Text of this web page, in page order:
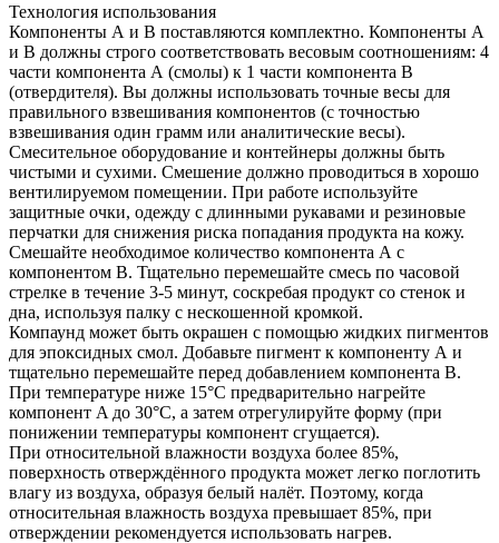
Технология использования
Компоненты А и В поставляются комплектно. Компоненты А
и В должны строго соответствовать весовым соотношениям: 4
части компонента А (смолы) к 1 части компонента В
(отвердителя). Вы должны использовать точные весы для
правильного взвешивания компонентов (с точностью
взвешивания один грамм или аналитические весы).
Смесительное оборудование и контейнеры должны быть
чистыми и сухими. Смешение должно проводиться в хорошо
вентилируемом помещении. При работе используйте
защитные очки, одежду с длинными рукавами и резиновые
перчатки для снижения риска попадания продукта на кожу.
Смешайте необходимое количество компонента А с
компонентом В. Тщательно перемешайте смесь по часовой
стрелке в течение 3-5 минут, соскребая продукт со стенок и
дна, используя палку с нескошенной кромкой.
Компаунд может быть окрашен с помощью жидких пигментов
для эпоксидных смол. Добавьте пигмент к компоненту А и
тщательно перемешайте перед добавлением компонента В.
При температуре ниже 15°С предварительно нагрейте
компонент A до 30°С, а затем отрегулируйте форму (при
понижении температуры компонент сгущается).
При относительной влажности воздуха более 85%,
поверхность отверждённого продукта может легко поглотить
влагу из воздуха, образуя белый налёт. Поэтому, когда
относительная влажность воздуха превышает 85%, при
отверждении рекомендуется использовать нагрев.